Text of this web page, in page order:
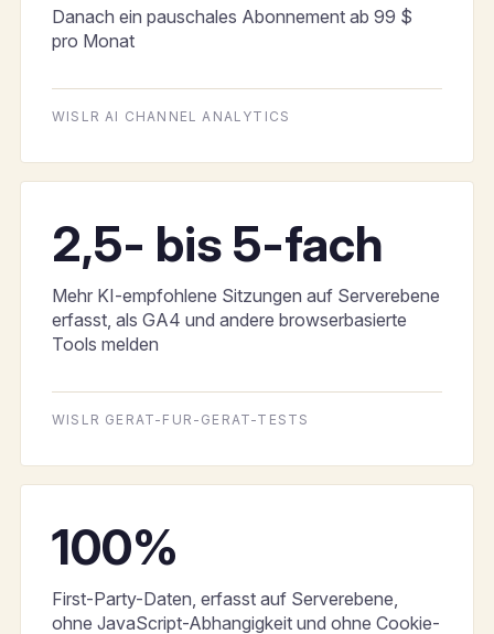
Danach ein pauschales Abonnement ab 99 $
pro Monat
WISLR AI CHANNEL ANALYTICS
2,5- bis 5-fach
Mehr KI-empfohlene Sitzungen auf Serverebene
erfasst, als GA4 und andere browserbasierte
Tools melden
WISLR GERAT-FUR-GERAT-TESTS
100%
First-Party-Daten, erfasst auf Serverebene,
ohne JavaScript-Abhangigkeit und ohne Cookie-